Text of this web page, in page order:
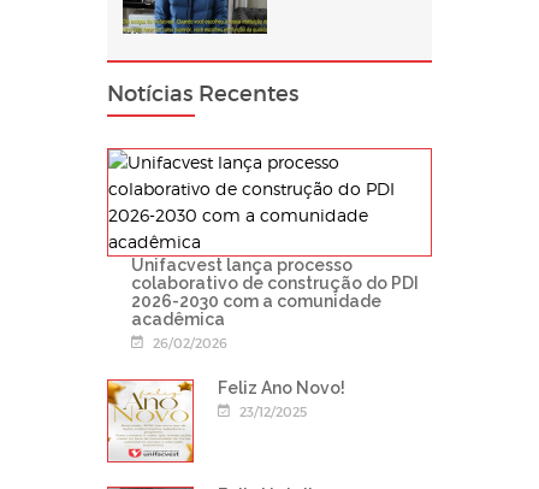
Notícias Recentes
Unifacvest lança processo
colaborativo de construção do PDI
2026-2030 com a comunidade
acadêmica
26/02/2026
Feliz Ano Novo!
23/12/2025